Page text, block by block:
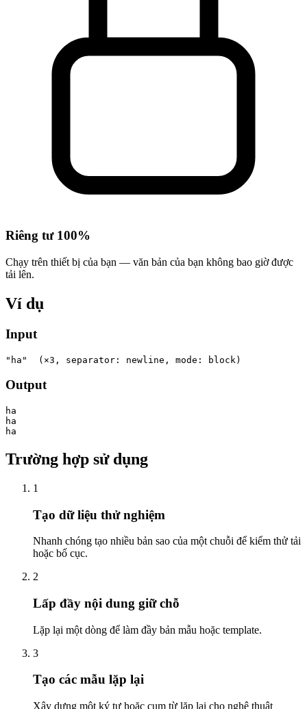
Riêng tư 100%
Chạy trên thiết bị của bạn — văn bản của bạn không bao giờ được
tải lên.
Ví dụ
Input
"ha"  (×3, separator: newline, mode: block)
Output
ha
ha
ha
Trường hợp sử dụng
1
Tạo dữ liệu thử nghiệm
Nhanh chóng tạo nhiều bản sao của một chuỗi để kiểm thử tải
hoặc bố cục.
2
Lấp đầy nội dung giữ chỗ
Lặp lại một dòng để làm đầy bản mẫu hoặc template.
3
Tạo các mẫu lặp lại
Xây dựng một ký tự hoặc cụm từ lặp lại cho nghệ thuật